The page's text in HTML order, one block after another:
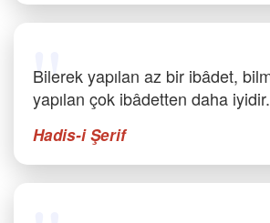
Bilerek yapılan az bir ibâdet,
yapılan çok ibâdetten daha iyidir.
Hadis-i Şerif